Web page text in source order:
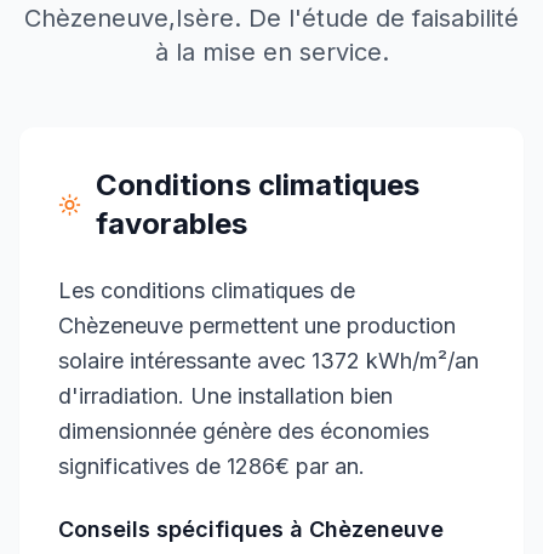
Chèzeneuve,Isère. De l'étude de faisabilité
à la mise en service.
Conditions climatiques
favorables
Les conditions climatiques de
Chèzeneuve permettent une production
solaire intéressante avec 1372 kWh/m²/an
d'irradiation. Une installation bien
dimensionnée génère des économies
significatives de 1286€ par an.
Conseils spécifiques à Chèzeneuve